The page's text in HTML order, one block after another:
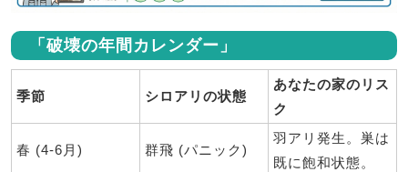
「破壊の年間カレンダー」
季節 シロアリの状態
あなたの家のリス
ク
春 (4-6月) 群飛 (パニック)
羽アリ発生。巣は
既に飽和状態。